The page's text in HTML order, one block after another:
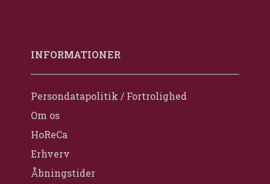
INFORMATIONER
Persondatapolitik / Fortrolighed
Om os
HoReCa
Erhverv
Åbningstider